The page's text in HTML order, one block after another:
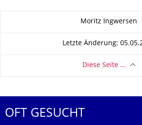
Moritz Ingwersen
Letzte Änderung:
Diese Seite …
OFT GESUCHT